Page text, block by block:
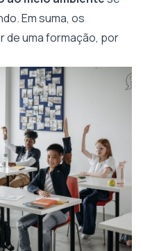
Em suma, os
de uma formação, por